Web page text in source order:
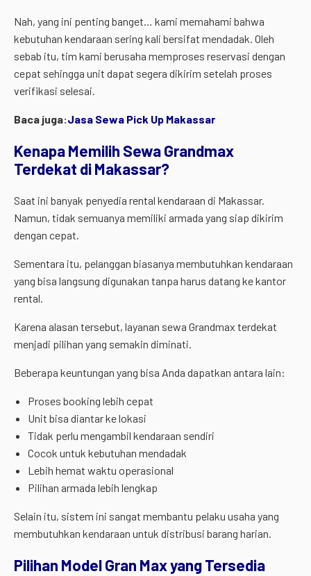
Nah, yang ini penting banget… kami memahami bahwa
kebutuhan kendaraan sering kali bersifat mendadak. Oleh
sebab itu, tim kami berusaha memproses reservasi dengan
cepat sehingga unit dapat segera dikirim setelah proses
verifikasi selesai.
Baca juga:Jasa Sewa Pick Up Makassar
Kenapa Memilih Sewa Grandmax
Terdekat di Makassar?
Saat ini banyak penyedia rental kendaraan di Makassar.
Namun, tidak semuanya memiliki armada yang siap dikirim
dengan cepat.
Sementara itu, pelanggan biasanya membutuhkan kendaraan
yang bisa langsung digunakan tanpa harus datang ke kantor
rental.
Karena alasan tersebut, layanan sewa Grandmax terdekat
menjadi pilihan yang semakin diminati.
Beberapa keuntungan yang bisa Anda dapatkan antara lain:
Proses booking lebih cepat
Unit bisa diantar ke lokasi
Tidak perlu mengambil kendaraan sendiri
Cocok untuk kebutuhan mendadak
Lebih hemat waktu operasional
Pilihan armada lebih lengkap
Selain itu, sistem ini sangat membantu pelaku usaha yang
membutuhkan kendaraan untuk distribusi barang harian.
Pilihan Model Gran Max yang Tersedia